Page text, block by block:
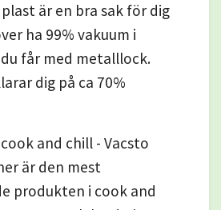
är en bra sak för dig
ha 99% vakuum i
får med metalllock.
dig på ca 70%
and chill - Vacsto
är den mest
produkten i cook and